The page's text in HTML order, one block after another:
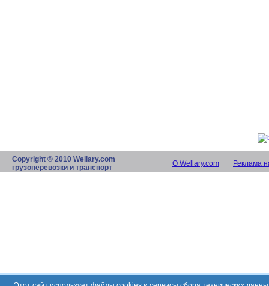
Copyright © 2010 Wellary.com
грузоперевозки и транспорт
О Wellary.com Реклама